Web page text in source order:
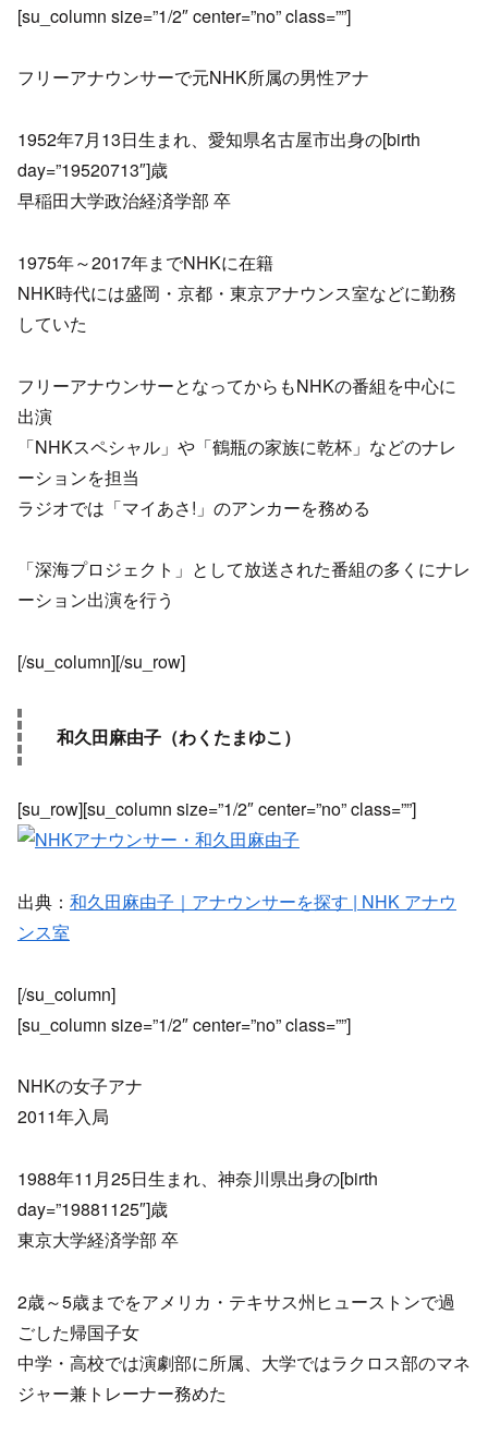
[su_column size=”1/2″ center=”no” class=””]
フリーアナウンサーで元NHK所属の男性アナ
1952年7月13日生まれ、愛知県名古屋市出身の[birth
day=”19520713″]歳
早稲田大学政治経済学部 卒
1975年～2017年までNHKに在籍
NHK時代には盛岡・京都・東京アナウンス室などに勤務
していた
フリーアナウンサーとなってからもNHKの番組を中心に
出演
「NHKスペシャル」や「鶴瓶の家族に乾杯」などのナレ
ーションを担当
ラジオでは「マイあさ!」のアンカーを務める
「深海プロジェクト」として放送された番組の多くにナレ
ーション出演を行う
[/su_column][/su_row]
和久田麻由子（わくたまゆこ）
[su_row][su_column size=”1/2″ center=”no” class=””]
出典： 和久田麻由子｜アナウンサーを探す | NHK アナウ
ンス室
[/su_column]
[su_column size=”1/2″ center=”no” class=””]
NHKの女子アナ
2011年入局
1988年11月25日生まれ、神奈川県出身の[birth
day=”19881125″]歳
東京大学経済学部 卒
2歳～5歳までをアメリカ・テキサス州ヒューストンで過
ごした帰国子女
中学・高校では演劇部に所属、大学ではラクロス部のマネ
ジャー兼トレーナー務めた